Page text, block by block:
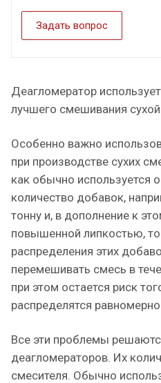
Задать вопрос
Деагломератор
лучшего смешивания
Особенно важно
при производстве сухих
как обычно используется
количество добавок,
тонну и, в дополнение к
повышенной липкостью,
распределения этих
перемешивать смесь в
при этом остается риск
распределятся
Все эти проблемы
деагломераторов. Их
смесителя. Обычно